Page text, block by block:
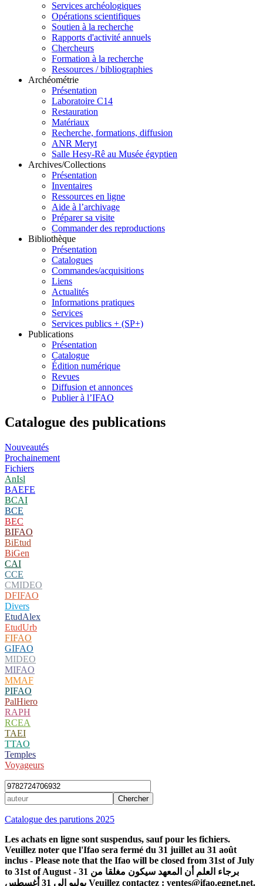
Services archéologiques
Opérations scientifiques
Soutien à la recherche
Rapports d'activité annuels
Chercheurs
Formation à la recherche
Ressources / bibliographies
Archéométrie
Présentation
Laboratoire C14
Restauration
Matériaux
Recherche, formations, diffusion
ANR Meryt
Salle Hesy-Rê au Musée égyptien
Archives/Collections
Présentation
Inventaires
Ressources en ligne
Aide à l’archivage
Préparer sa visite
Commander des reproductions
Bibliothèque
Présentation
Catalogues
Commandes/acquisitions
Liens
Actualités
Informations pratiques
Services
Services publics + (SP+)
Publications
Présentation
Catalogue
Édition numérique
Revues
Diffusion et annonces
Publier à l’IFAO
Catalogue des publications
Nouveautés
Prochainement
Fichiers
AnIsl
BAEFE
BCAI
BCE
BEC
BIFAO
BiEtud
BiGen
CAI
CCE
CMIDEO
DFIFAO
Divers
EtudAlex
EtudUrb
FIFAO
GIFAO
MIDEO
MIFAO
MMAF
PIFAO
PalHiero
RAPH
RCEA
TAEI
TTAO
Temples
Voyageurs
Catalogue des parutions 2025
Les achats en ligne sont suspendus, sauf pour les fichiers.
Veuillez noter que l'Ifao sera fermé du 31 juillet au 31 août
inclus - Please note that the Ifao will be closed from 31st of July
to 31st of August - برجاء العلم أن المعهد سيكون مغلقا من 31
يوليو إلى 31 أغسطس Veuillez contactez : ventes@ifao.egnet.net.